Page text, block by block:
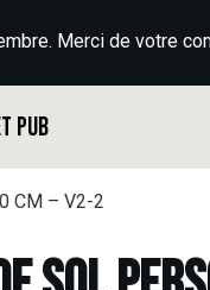
Merci de votre
Pub
CM – V2-2